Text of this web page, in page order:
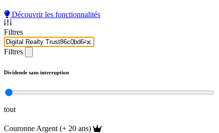
Découvrir les fonctionnalités
Filtres
Filtres
Dividende sans interruption
tout
Couronne Argent (+ 20 ans)